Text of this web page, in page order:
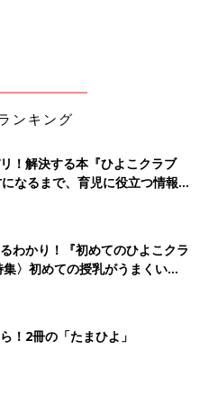
ンキング
！解決する本『ひよこクラブ
なるまで、育児に役立つ情報が
わかり！『初めてのひよこクラ
〉初めての授乳がうまくい
の基本と夏のトラブル 解決テ
！2冊の「たまひよ」